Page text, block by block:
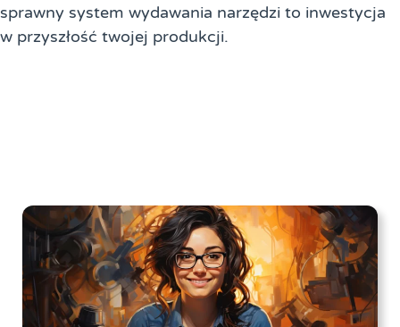
sprawny system wydawania narzędzi to inwestycja
w przyszłość twojej produkcji.